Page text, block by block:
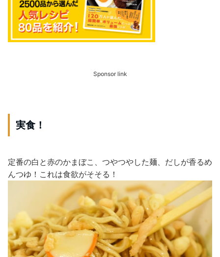
Sponsor link
実食！
定番の白と赤のかまぼこ、つやつやした麺、だしが香るめ
んつゆ！これは食欲がそそる！